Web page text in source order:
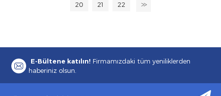
20
21 22 >>
E-Bültene katılın! Firmamızdaki tüm yeniliklerden
haberiniz olsun.